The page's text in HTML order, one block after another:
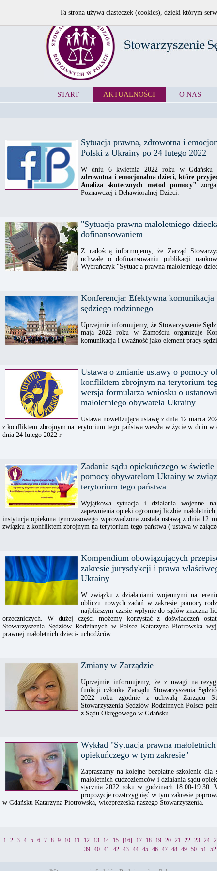
START AKTUALNOŚCI O NAS
Sytuacja prawna, zdrowotna i
Polski z Ukrainy po 24 lutego 2022
W dniu 6 kwietnia 2022 roku w Gdańsku
zdrowotna i emocjonalna dzieci, które
Analiza skutecznych metod pomocy"
Poznawczej i Behawioralnej Dzieci.
"Sytuacja prawna małoletniego
dofinansowaniem
Z radością informujemy, że Zarząd
uchwałę o dofinansowaniu publikacji
Wybrańczyk "Sytuacja prawna małoletniego
Konferencja: Efektywna
sędziego rodzinnego
Uprzejmie informujemy, że Stowarzyszenie
maja 2022 roku w Zamościu organizuje
komunikacja i uważność jako element pracy
Ustawa o zmianie ustawy o pomocy
konfliktem zbrojnym na terytorium
wersja formularza wniosku o
małoletniego obywatela Ukrainy
Ustawa nowelizująca ustawę z dnia 12 marca
z konfliktem zbrojnym na terytorium tego państwa weszła w życie w dniu
dnia 24 lutego 2022 r.
Zadania sądu opiekuńczego w
pomocy obywatelom Ukrainy w
terytorium tego państwa
Wyjątkowa sytuacja i działania wojenne
zapewnienia opieki ogromnej liczbie
instytucja opiekuna tymczasowego wprowadzona została ustawą z dnia
związku z konfliktem zbrojnym na terytorium tego państwa ( ustawa w
Kompendium obowiązujących
zakresie jurysdykcji i prawa
Ukrainy
W związku z działaniami wojennymi na
obliczu nowych zadań w zakresie pomocy
najbliższym czasie wpłynie do sądów znaczna
orzeczniczych. W dużej części możemy korzystać z doświadczeń
Stowarzyszenia Sędziów Rodzinnych w Polsce Katarzyna Piotrowska
prawnej małoletnich dzieci- uchodźców.
Zmiany w Zarządzie
Uprzejmie informujemy, że z uwagi na
funkcji członka Zarządu Stowarzyszenia
2022 roku zgodnie z uchwałą Zarządu
Stowarzyszenia Sędziów Rodzinnych Polsce
z Sądu Okręgowego w Gdańsku
Wykład "Sytuacja prawna
opiekuńczego w tym zakresie"
Zapraszamy na kolejne bezpłatne szkolenie
małoletnich cudzoziemców i działania sądu
stycznia 2022 roku w godzinach 18.00-19.30.
propozycje rozstrzygnięć w tym zakresie
w Gdańsku Katarzyna Piotrowska, wiceprezeska naszego Stowarzyszenia.
1 2 3 4 5 6 7 8 9 10 11 12 13 14 15 [16] 17 18 19 20 21 22 23 24
39
40 41 42 43 44 45 46 47 48 49 50 51 52
Ta strona używa ciasteczek (cookies), dzięki którym